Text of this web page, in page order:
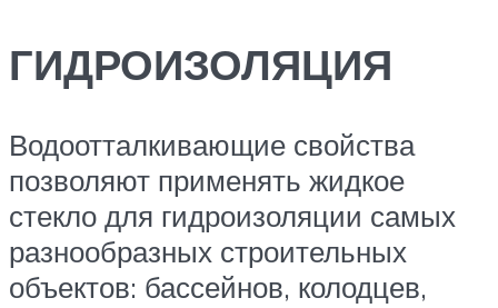
ГИДРОИЗОЛЯЦИЯ
Водоотталкивающие свойства
позволяют применять жидкое
стекло для гидроизоляции самых
разнообразных строительных
объектов: бассейнов, колодцев,